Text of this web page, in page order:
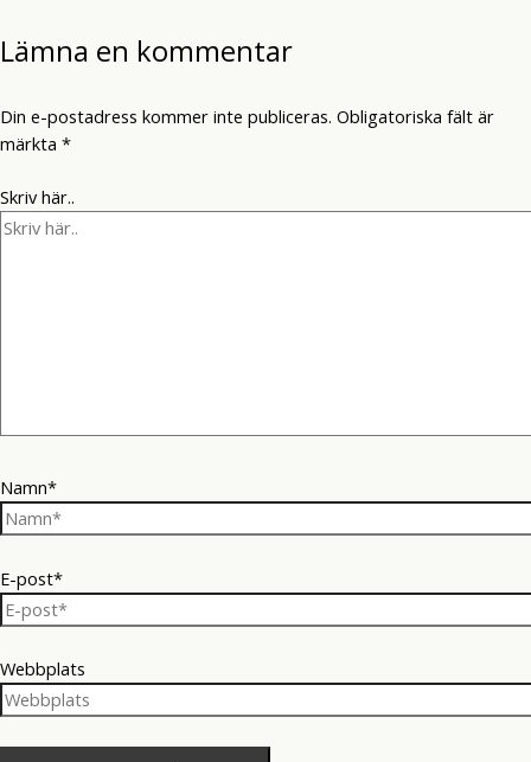
Lämna en kommentar
Din e-postadress kommer inte publiceras. Obligatoriska fält är
märkta *
Skriv här..
Namn*
E-post*
Webbplats